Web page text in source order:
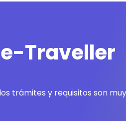
Traveller
trámites y requisitos son muy